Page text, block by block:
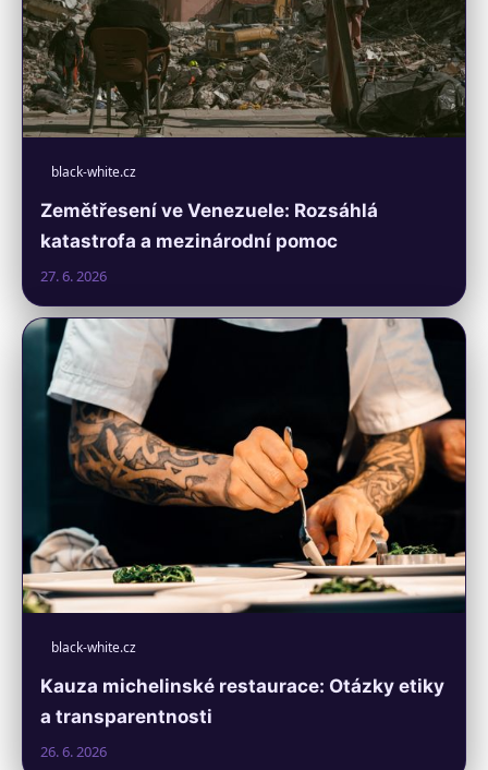
black-white.cz
Zemětřesení ve Venezuele: Rozsáhlá
katastrofa a mezinárodní pomoc
27. 6. 2026
black-white.cz
Kauza michelinské restaurace: Otázky etiky
a transparentnosti
26. 6. 2026